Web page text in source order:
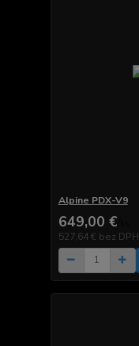
Alpine PDX-V9
649,00 €
527,64 € bez DPH